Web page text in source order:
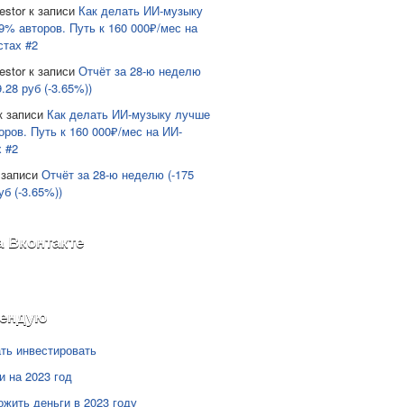
к записи Как делать ИИ-музыку
авторов. Путь к 160 000₽/мес на
#2
к записи Отчёт за 28-ю неделю
руб (-3.65%))
записи Как делать ИИ-музыку лучше
Путь к 160 000₽/мес на ИИ-
#2
Отчёт за 28-ю неделю (-175
(-3.65%))
Вконтакте
инвестировать
на 2023 год
деньги в 2023 году